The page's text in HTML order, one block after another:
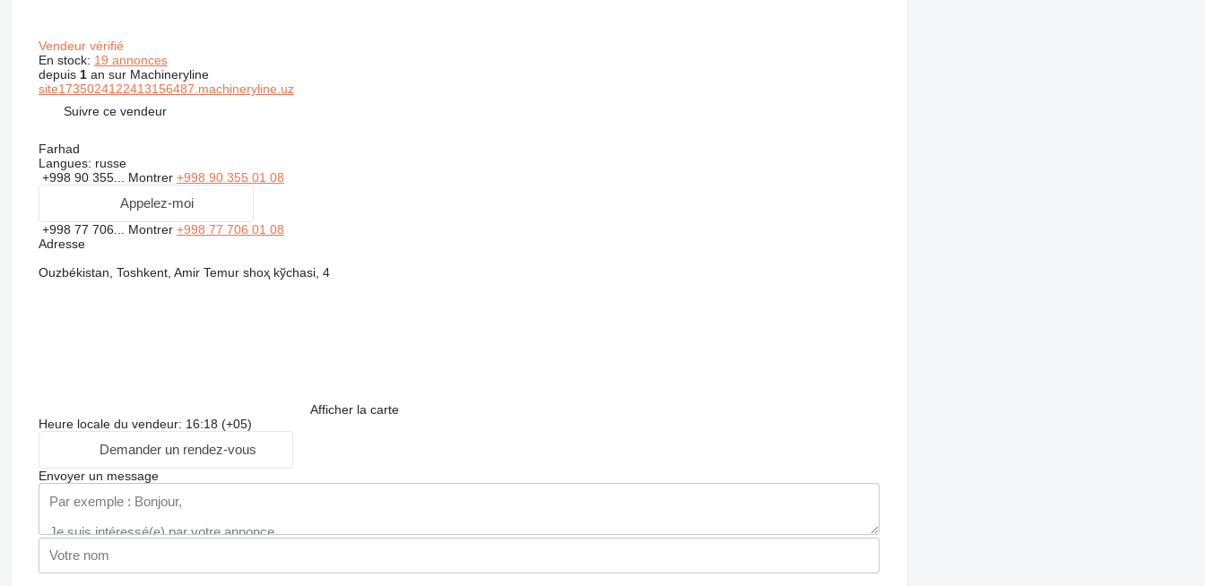
Vendeur vérifié
En stock: 19 annonces
depuis 1an sur Machineryline
site1735024122413156487.machineryline.uz
Suivre ce vendeur
Farhad
Langues: russe
+998 90 355... Montrer +998 90 355 01 08
Appelez-moi
+998 77 706... Montrer +998 77 706 01 08
Adresse
Ouzbékistan, Toshkent, Amir Temur shoҳ kўchasi, 4
Afficher la carte
Heure locale du vendeur: 16:18 (+05)
Demander un rendez-vous
Envoyer un message